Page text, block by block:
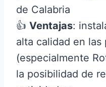
de Calabria
👍 Ventajas:
alta calidad en las
(especialmente
la posibilidad de